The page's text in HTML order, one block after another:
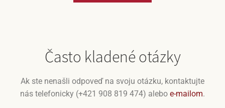
Často kladené otázky
Ak ste nenašli odpoveď na svoju otázku, kontaktujte
nás telefonicky (+421 908 819 474) alebo e-mailom.